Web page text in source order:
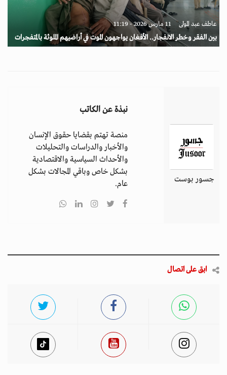
عاطف عبد المولى 11 مارس 2026 - 11:19
بين الفقر وخطر الانفجار.. الأفغان يواجهون الموت في أراضيهم الملوثة بالمتفجرات
جسور بوست
نبذة عن الكاتب
منصة تهتم بقضايا حقوق الإنسان
والأخبار والدراسات والتحليلات
والأحداث السياسية والاقتصادية
بشكل خاص وباقي المجالات بشكل
عام.
ابق على اتصال